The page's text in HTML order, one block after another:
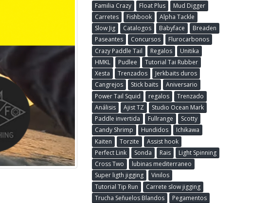
Familia Crazy
Float Plus
Mud Digger
Carretes
Fishbook
Alpha Tackle
Slow Jig
Catalogos Babyface
Breaden
Paseantes
Concursos
Flurocarbonos
Crazy Paddle Tail
Regalos
Unitika
HMKL
Pudlee
Tutorial Tai Rubber
Xesta
Trenzados
Jerkbaits duros
Cangrejos
Stick baits
Aniversario
Power Tail Squid
regalos
Trenzado
Análisis
Ajist TZ
Studio Ocean Mark
Paddle invertida
Fullrange
Scotty
Candy Shrimp
Hundidos
Ichikawa
Kaiten
Torzite
Assist hook
Perfect Link
Sonda Rais
Light Spinning
Cross Two
lubinas mediterraneo
Super ligth jigging
Vinilos
Tutorial Tip Run
Carrete slow jigging
Trucha Señuelos Blandos
Pegamentos